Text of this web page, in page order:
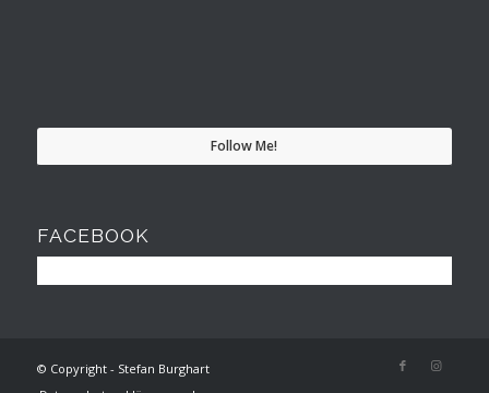
Follow Me!
FACEBOOK
© Copyright - Stefan Burghart